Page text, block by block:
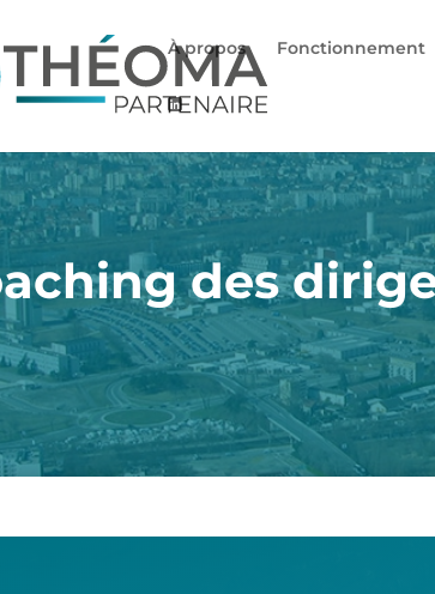
À propos Fonctionnement
des